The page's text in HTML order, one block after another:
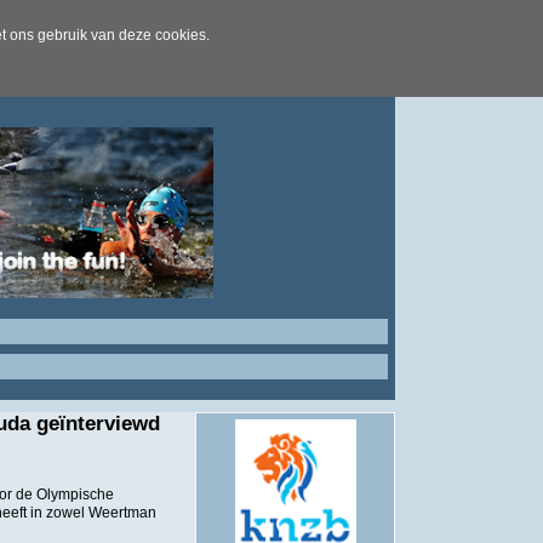
ons gebruik van deze cookies.
geïnterviewd
de Olympische
in zowel Weertman